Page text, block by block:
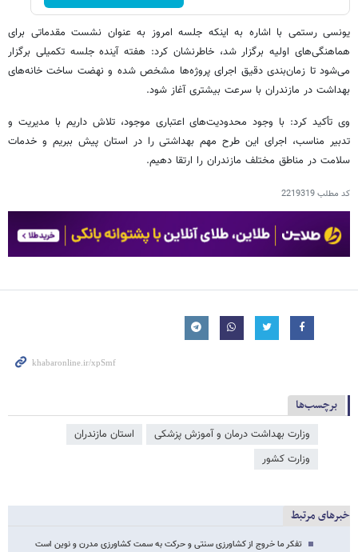
یونسی رستمی با اشاره به اینکه جلسه امروز به عنوان نشست مقدماتی برای
هماهنگی‌های اولیه برگزار شد، خاطرنشان کرد: هفته آینده جلسه تکمیلی برگزار
می‌شود تا زمان‌بندی دقیق اجرای پروژه‌ها مشخص شده و نهضت ساخت خانه‌های
بهداشت در مازندران با سرعت بیشتری آغاز شود.
وی تأکید کرد: با وجود محدودیت‌های اعتباری موجود، تلاش داریم با مدیریت و
تدبیر مناسب، اجرای این طرح مهم بهداشتی را در استان پیش ببریم و خدمات
سلامت در مناطق مختلف مازندران را ارتقا دهیم.
کد مطلب2219319
برچسب‌ها
وزارت بهداشت درمان و آموزش پزشکی
استان مازندران
وزارت کشور
خبرهای مرتبط
تفکر ما خروج از کشاورزی سنتی و حرکت به سمت کشاورزی مدرن و نوین است